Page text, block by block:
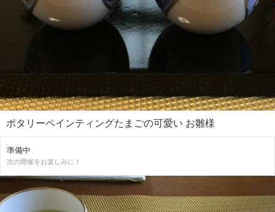
ポタリーペインティングたまごの可愛い お雛様
準備中
次の開催をお楽しみに！